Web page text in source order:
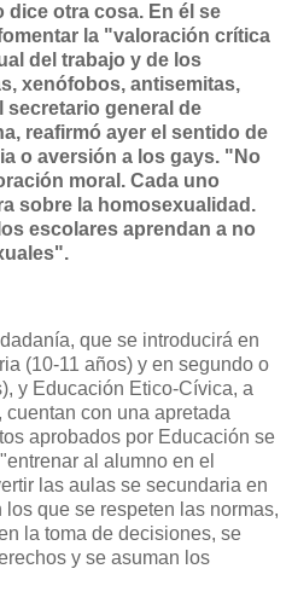
dice otra cosa. En él se
la "valoración crítica
del trabajo y de los
xenófobos, antisemitas,
general de
reafirmó ayer el sentido de
o aversión a los gays. "No
moral. Cada uno
sobre la homosexualidad.
escolares aprendan a no
, que se introducirá en
(10-11 años) y en segundo o
y Educación Etico-Cívica, a
cuentan con una apretada
aprobados por Educación se
al alumno en el
las aulas se secundaria en
que se respeten las normas,
la toma de decisiones, se
y se asuman los